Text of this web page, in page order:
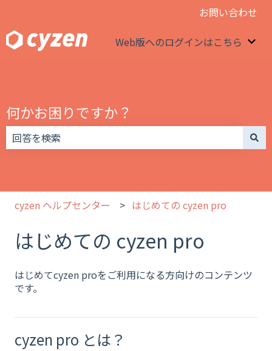
お問い合わせ
Web版へのログインはこちら
何かお困りですか？
cyzen ヘルプセンター はじめての cyzen pro
はじめての cyzen pro
はじめてcyzen proをご利用になる方向けのコンテンツ
です。
cyzen pro とは？